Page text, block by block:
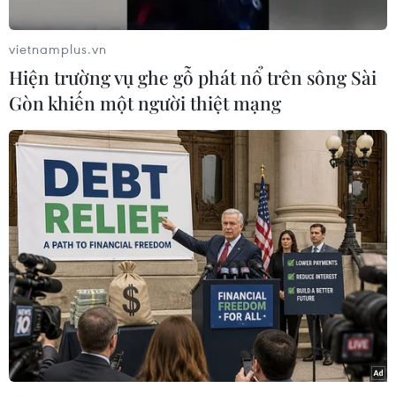
Sequencio sẽ được trình bày tại Hội
nghị năm 2026 của AACR
01/04/2026 10:49
Phó Thủ tướng Bùi Thanh Sơn: Lễ bế
mạc Hội chợ Xuân mở ra khí thế phát
triển mới
13/02/2026 06:46
Hội chợ Mùa Xuân: "Điểm chạm" văn
hóa nâng tầm giá trị hàng Việt bứt tốc
12/02/2026 13:41
Hội chợ Mùa Xuân 2026: Từ kích cầu
nội địa đến động lực xuất khẩu
vietnamplus.vn
Hiện trường vụ ghe gỗ phát nổ trên sông Sài
Gòn khiến một người thiệt mạng